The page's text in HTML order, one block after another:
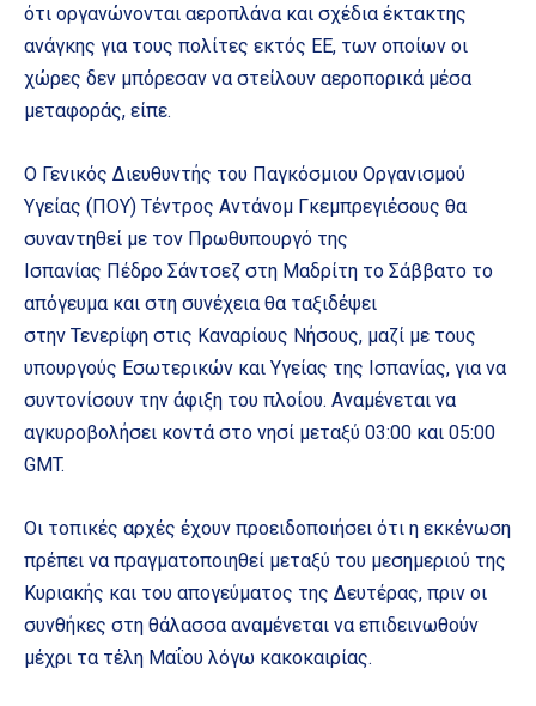
ότι οργανώνονται αεροπλάνα και σχέδια έκτακτης
ανάγκης για τους πολίτες εκτός ΕΕ, των οποίων οι
χώρες δεν μπόρεσαν να στείλουν αεροπορικά μέσα
μεταφοράς, είπε.
Ο Γενικός Διευθυντής του Παγκόσμιου Οργανισμού
Υγείας (ΠΟΥ) Τέντρος Αντάνομ Γκεμπρεγιέσους θα
συναντηθεί με τον Πρωθυπουργό της
Ισπανίας Πέδρο Σάντσεζ στη Μαδρίτη το Σάββατο το
απόγευμα και στη συνέχεια θα ταξιδέψει
στην Τενερίφη στις Καναρίους Νήσους, μαζί με τους
υπουργούς Εσωτερικών και Υγείας της Ισπανίας, για να
συντονίσουν την άφιξη του πλοίου. Αναμένεται να
αγκυροβολήσει κοντά στο νησί μεταξύ 03:00 και 05:00
GMT.
Οι τοπικές αρχές έχουν προειδοποιήσει ότι η εκκένωση
πρέπει να πραγματοποιηθεί μεταξύ του μεσημεριού της
Κυριακής και του απογεύματος της Δευτέρας, πριν οι
συνθήκες στη θάλασσα αναμένεται να επιδεινωθούν
μέχρι τα τέλη Μαΐου λόγω κακοκαιρίας.